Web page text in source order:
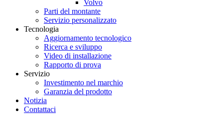
Volvo
Parti del montante
Servizio personalizzato
Tecnologia
Aggiornamento tecnologico
Ricerca e sviluppo
Video di installazione
Rapporto di prova
Servizio
Investimento nel marchio
Garanzia del prodotto
Notizia
Contattaci